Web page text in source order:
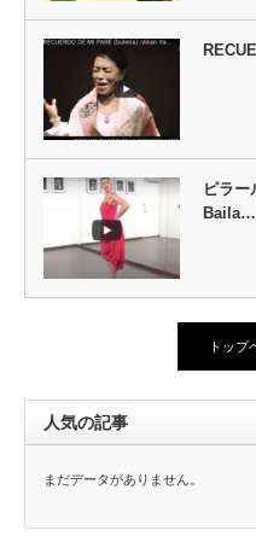
ピラ
Baila…
トップ
人気の記事
まだデータがありません。